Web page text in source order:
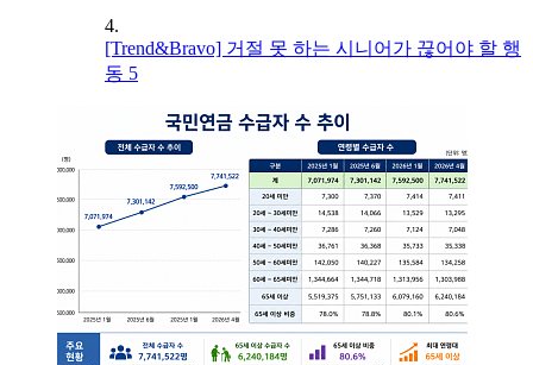
4.
[Trend&Bravo] 거절 못 하는 시니어가 끊어야 할 행
동 5